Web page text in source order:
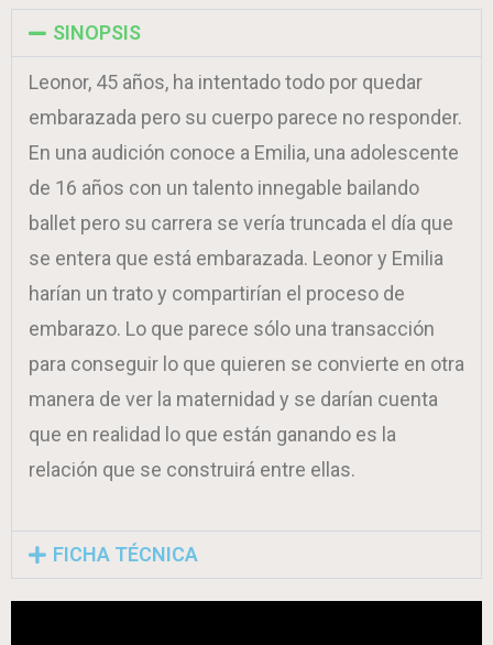
SINOPSIS
Leonor, 45 años, ha intentado todo por quedar
embarazada pero su cuerpo parece no responder.
En una audición conoce a Emilia, una adolescente
de 16 años con un talento innegable bailando
ballet pero su carrera se vería truncada el día que
se entera que está embarazada. Leonor y Emilia
harían un trato y compartirían el proceso de
embarazo. Lo que parece sólo una transacción
para conseguir lo que quieren se convierte en otra
manera de ver la maternidad y se darían cuenta
que en realidad lo que están ganando es la
relación que se construirá entre ellas.
FICHA TÉCNICA